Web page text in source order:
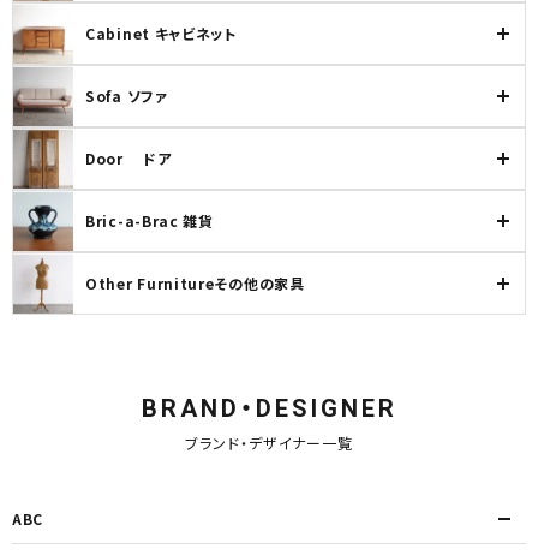
Cabinet キャビネット
Sofa ソファ
Door ドア
Bric-a-Brac 雑貨
Other Furnitureその他の家具
BRAND・DESIGNER
ブランド・デザイナー一覧
ABC